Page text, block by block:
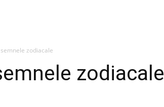
zodiacale
zodiacale